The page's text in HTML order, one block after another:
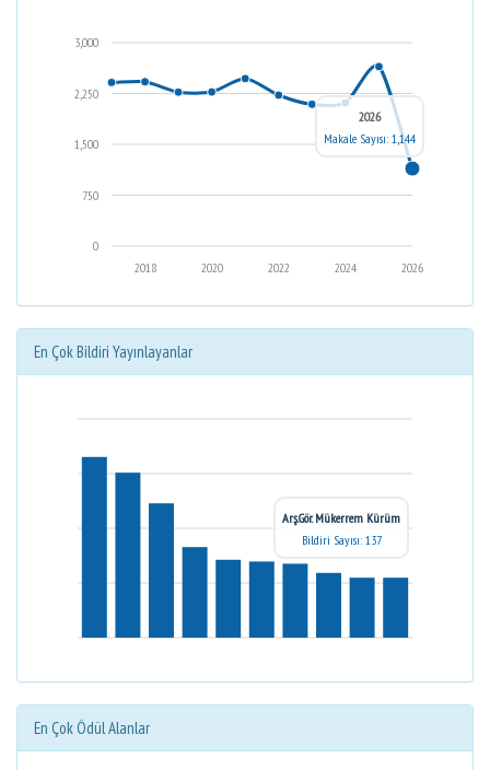
0
750
1,500
2,250
3,000
2026
2024
2022
2020
2018
2026
Makale Sayısı: 1,144
En Çok Bildiri Yayınlayanlar
Arş.Gör. Mükerrem Kürüm
Bildiri Sayısı: 137
En Çok Ödül Alanlar